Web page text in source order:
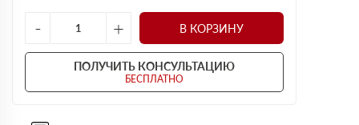
-
+ В КОРЗИНУ
ПОЛУЧИТЬ КОНСУЛЬТАЦИЮ
БЕСПЛАТНО